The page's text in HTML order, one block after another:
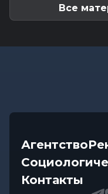
Все
Агентство
Контакты